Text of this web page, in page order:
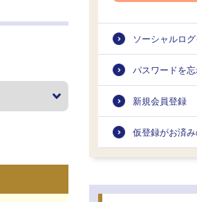
ソーシャルロ
パスワードを
新規会員登録
仮登録がお済